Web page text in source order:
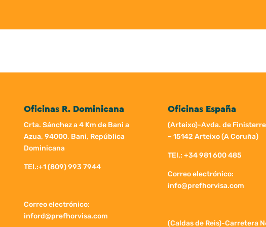
Oficinas R. Dominicana
Crta. Sánchez a 4 Km de Bani a
Azua, 94000, Bani, República
Dominicana
TEl.:+1 (809) 993 7944
Correo electrónico:
inford@prefhorvisa.com
Oficinas España
(Arteixo)-Avda. de Finisterre
– 15142 Arteixo (A Coruña)
TEl.: +34 981 600 485
Correo electrónico:
info@prefhorvisa.com
(Caldas de Reis)-Carretera